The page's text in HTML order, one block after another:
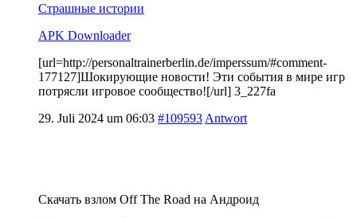
Страшные истории
APK Downloader
[url=http://personaltrainerberlin.de/imperssum/#comment-
177127]Шокирующие новости! Эти события в мире игр
потрясли игровое сообщество![/url] 3_227fa
29. Juli 2024 um 06:03 #109593 Antwort
Скачать взлом Off The Road на Андроид